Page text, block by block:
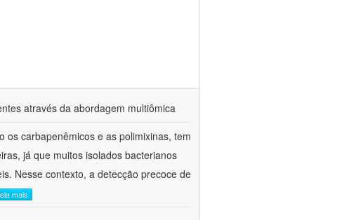
através da abordagem multiômica
os carbapenêmicos e as polimixinas, tem
já que muitos isolados bacterianos
Nesse contexto, a detecção precoce de
mais